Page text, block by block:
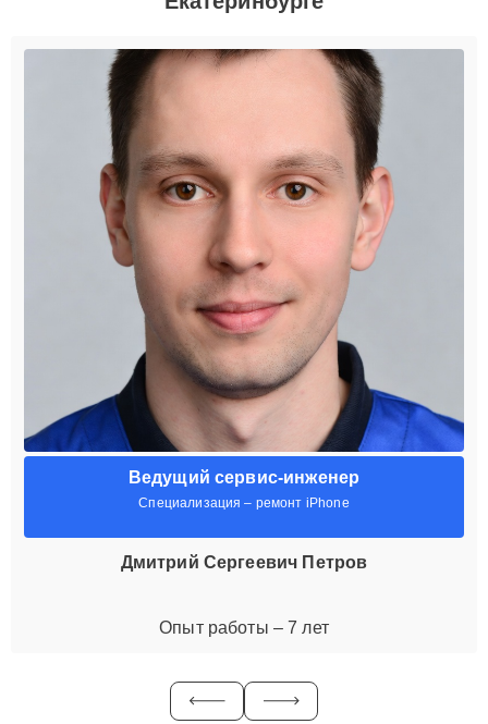
Ведущий сервис-инженер
Специализация – ремонт iPhone
Дмитрий Сергеевич Петров
Опыт работы – 7 лет